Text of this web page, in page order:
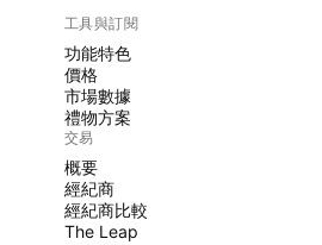
工具與訂閱
功能特色
價格
市場數據
禮物方案
交易
概要
經紀商
經紀商比較
The Leap